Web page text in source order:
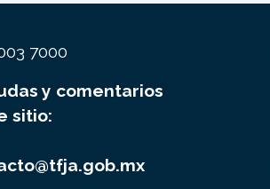
7000
y comentarios
sitio: